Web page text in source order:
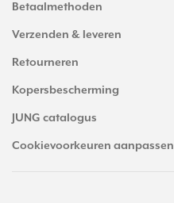
Betaalmethoden
Verzenden & leveren
Retourneren
Kopersbescherming
JUNG catalogus
Cookievoorkeuren aanpassen